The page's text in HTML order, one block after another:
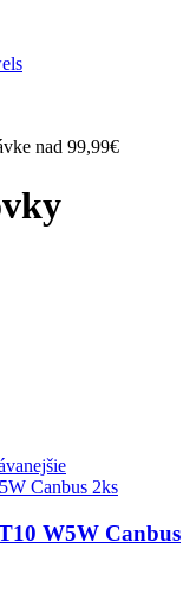
nad 99,99€
W5W Canbus